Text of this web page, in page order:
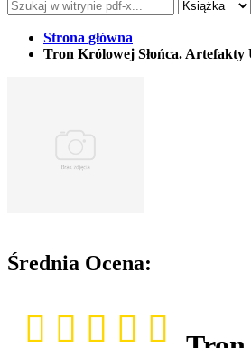
Strona główna
Tron Królowej Słońca. Artefakty
Średnia Ocena: